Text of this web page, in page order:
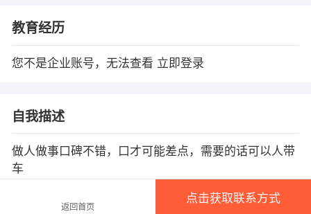
教育经历
您不是企业账号，无法查看 立即登录
自我描述
做人做事口碑不错，口才可能差点，需要的话可以人带
车
返回首页
点击获取联系方式